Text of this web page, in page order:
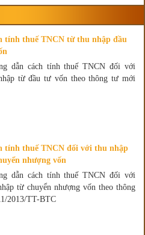
tính thuế TNCN từ thu nhập đầu
dẫn cách tính thuế TNCN đối với
từ đầu tư vốn theo thông tư mới
tính thuế TNCN đối với thu nhập
nhượng vốn
dẫn cách tính thuế TNCN đối với
từ chuyển nhượng vốn theo thông
2013/TT-BTC